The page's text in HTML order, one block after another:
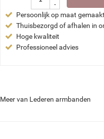
-
Persoonlijk op maat gemaakt
Thuisbezorgd of afhalen in
Hoge kwaliteit
Professioneel advies
Meer van Lederen armbanden